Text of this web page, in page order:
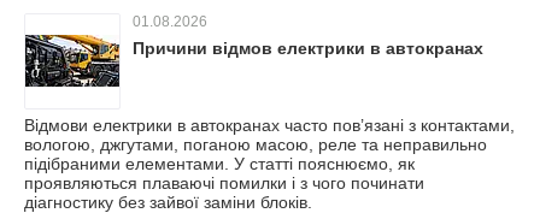
01.08.2026
Причини відмов електрики в автокранах
Відмови електрики в автокранах часто пов’язані з контактами,
вологою, джгутами, поганою масою, реле та неправильно
підібраними елементами. У статті пояснюємо, як
проявляються плаваючі помилки і з чого починати
діагностику без зайвої заміни блоків.